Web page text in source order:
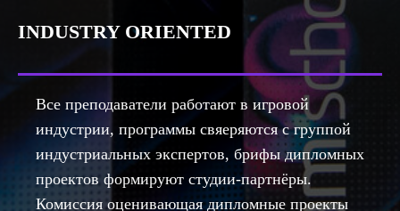
INDUSTRY ORIENTED
Все преподаватели работают в игровой
индустрии, программы свяеряются с группой
индустриальных экспертов, брифы дипломных
проектов формируют студии-партнёры.
Комиссия оценивающая дипломные проекты